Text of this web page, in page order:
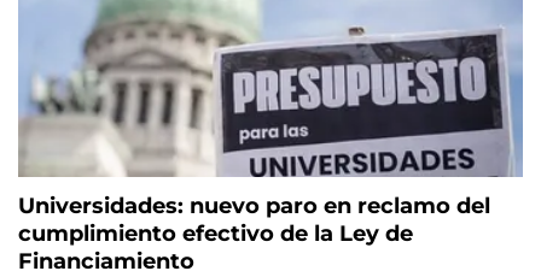
Universidades: nuevo paro en reclamo del
cumplimiento efectivo de la Ley de
Financiamiento